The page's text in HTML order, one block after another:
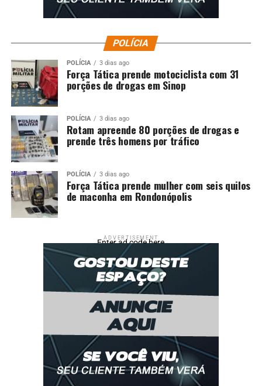
POLÍCIA
POLÍCIA 3 dias ago
Força Tática prende motociclista com 31
porções de drogas em Sinop
POLÍCIA 3 dias ago
Rotam apreende 80 porções de drogas e
prende três homens por tráfico
POLÍCIA 3 dias ago
Força Tática prende mulher com seis quilos
de maconha em Rondonópolis
ADVERTISEMENT
Enter ad code here